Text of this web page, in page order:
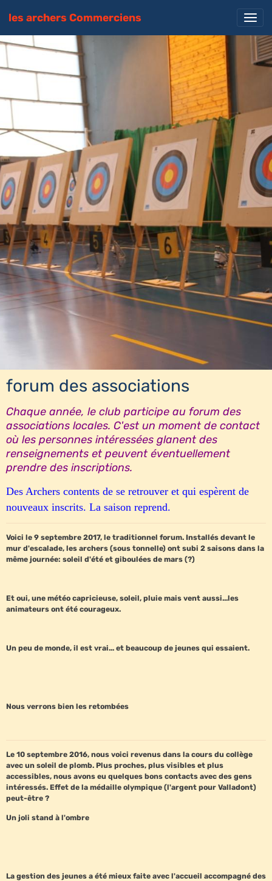
les archers Commerciens
forum des associations
Chaque année, le club participe au forum des
associations locales. C'est un moment de contact
où les personnes intéressées glanent des
renseignements et peuvent éventuellement
prendre des inscriptions.
Des Archers contents de se retrouver et qui espèrent de
nouveaux inscrits. La saison reprend.
Voici le 9 septembre 2017, le traditionnel forum. Installés devant le
mur d'escalade, les archers (sous tonnelle) ont subi 2 saisons dans la
même journée: soleil d'été et giboulées de mars (?)
Et oui, une météo capricieuse, soleil, pluie mais vent aussi...les
animateurs ont été courageux.
Un peu de monde, il est vrai... et beaucoup de jeunes qui essaient.
Nous verrons bien les retombées
Le 10 septembre 2016, nous voici revenus dans la cours du collège
avec un soleil de plomb. Plus proches, plus visibles et plus
accessibles, nous avons eu quelques bons contacts avec des gens
intéressés. Effet de la médaille olympique (l'argent pour Valladont)
peut-être ?
Un joli stand à l'ombre
La gestion des jeunes a été mieux faite avec l'accueil accompagné des